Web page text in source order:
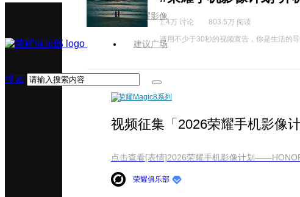
荣耀影像
建议广场
搜索
1.4万 讨论
803.5万 阅读
请用不少于30秒的视频宣告，你是生活的
荣耀Magic8系列
视频征集「2026荣耀手机影像计
点击查看[表情]2026荣耀手机影像计划
荣耀俱乐部